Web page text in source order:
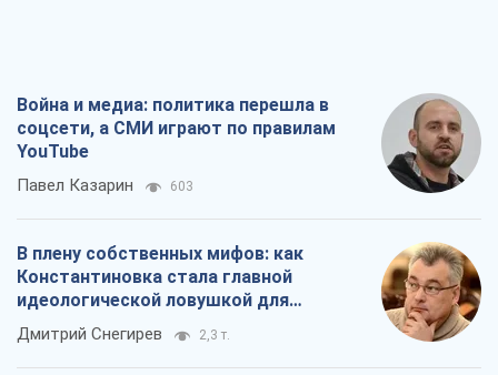
Война и медиа: политика перешла в
соцсети, а СМИ играют по правилам
YouTube
Павел Казарин 603
В плену собственных мифов: как
Константиновка стала главной
идеологической ловушкой для
российских оккупантов
Дмитрий Снегирев 2,3 т.